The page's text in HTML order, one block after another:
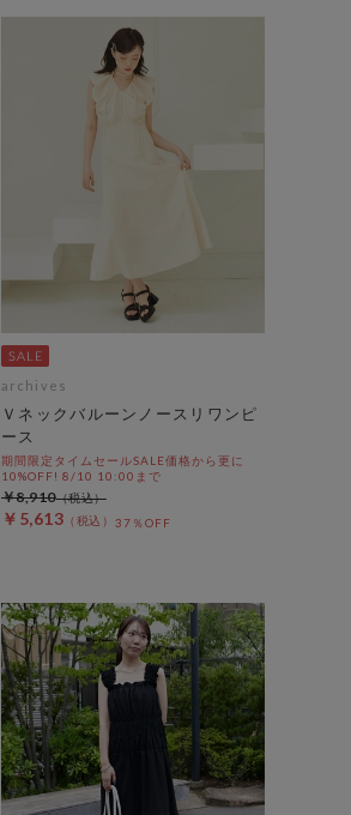
archives
Ｖネックバルーンノースリワンピ
ース
期間限定タイムセールSALE価格から更に
10%OFF! 8/10 10:00まで
￥5,613 37％OFF
￥8,910